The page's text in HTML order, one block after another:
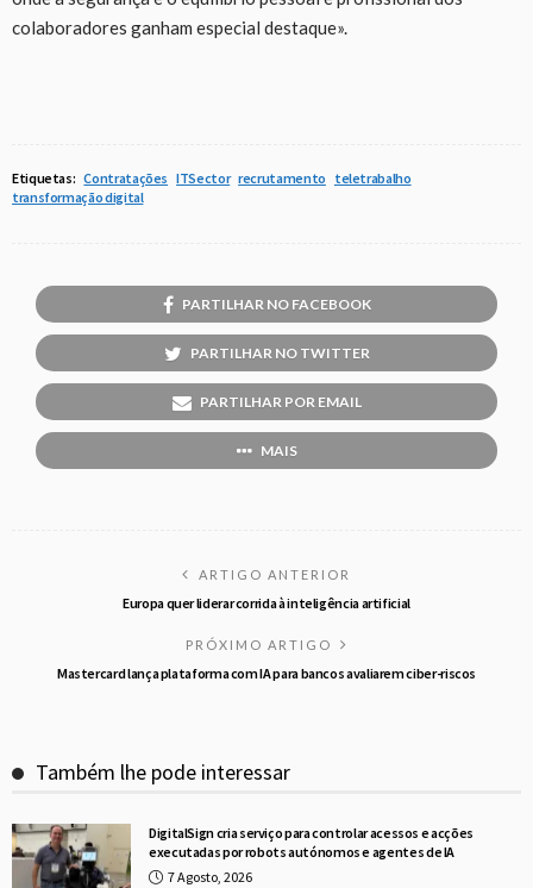
colaboradores ganham especial destaque».
Etiquetas: Contratações ITSector recrutamento teletrabalho
transformação digital
PARTILHAR NO FACEBOOK
PARTILHAR NO TWITTER
PARTILHAR POR EMAIL
MAIS
ARTIGO ANTERIOR
Europa quer liderar corrida à inteligência artificial
PRÓXIMO ARTIGO
Mastercard lança plataforma com IA para bancos avaliarem ciber-riscos
Também lhe pode interessar
DigitalSign cria serviço para controlar acessos e acções
executadas por robots autónomos e agentes de IA
7 Agosto, 2026